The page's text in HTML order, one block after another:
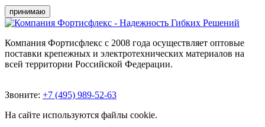
принимаю
Компания Фортисфлекс с 2008 года осуществляет оптовые
поставки крепежных и электротехнических материалов на
всей территории Российской Федерации.
Звоните: +7 (495) 989-52-63
На сайте используются файлы cookie.